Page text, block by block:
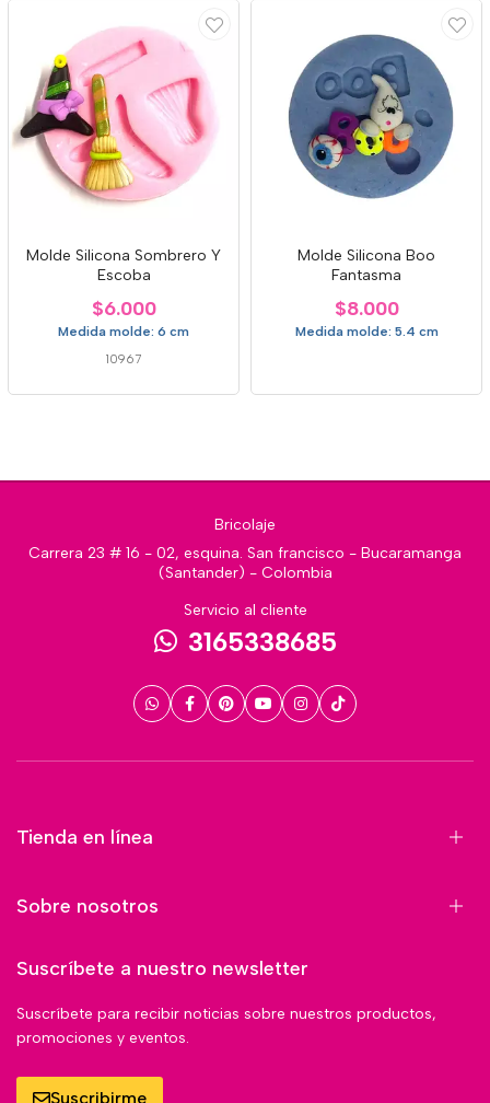
Molde Silicona Sombrero Y
Escoba
$6.000
Medida molde: 6 cm
10967
Molde Silicona Boo
Fantasma
$8.000
Medida molde: 5.4 cm
Bricolaje
Carrera 23 # 16 - 02, esquina. San francisco - Bucaramanga
(Santander) - Colombia
Servicio al cliente
3165338685
Tienda en línea
Sobre nosotros
Suscríbete a nuestro newsletter
Suscríbete para recibir noticias sobre nuestros productos,
promociones y eventos.
Suscribirme